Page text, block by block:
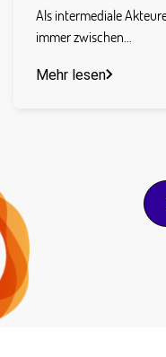
Als intermediale
immer zwischen...
Mehr lesen